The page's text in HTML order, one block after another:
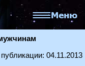
04.11.2013